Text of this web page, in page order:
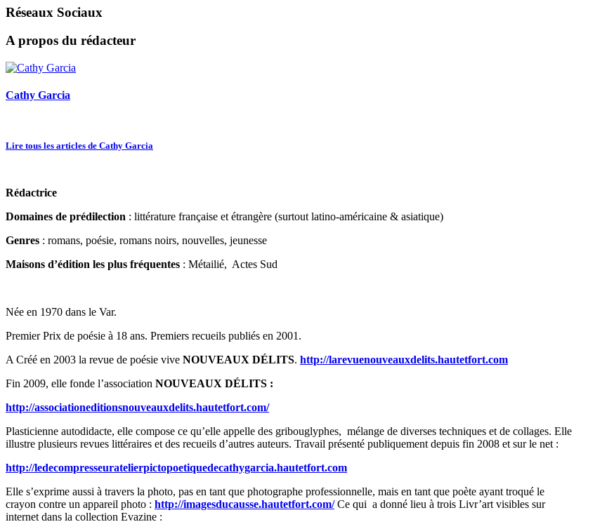
Réseaux Sociaux
A propos du rédacteur
Cathy Garcia
Lire tous les articles de Cathy Garcia
Rédactrice
Domaines de prédilection : littérature française et étrangère (surtout latino-américaine & asiatique)
Genres : romans, poésie, romans noirs, nouvelles, jeunesse
Maisons d’édition les plus fréquentes : Métailié, Actes Sud
Née en 1970 dans le Var.
Premier Prix de poésie à 18 ans. Premiers recueils publiés en 2001.
A Créé en 2003 la revue de poésie vive NOUVEAUX DÉLITS. http://larevuenouveauxdelits.hautetfort.com
Fin 2009, elle fonde l’association NOUVEAUX DÉLITS :
http://associationeditionsnouveauxdelits.hautetfort.com/
Plasticienne autodidacte, elle compose ce qu’elle appelle des gribouglyphes, mélange de diverses techniques et de collages. Elle
illustre plusieurs revues littéraires et des recueils d’autres auteurs. Travail présenté publiquement depuis fin 2008 et sur le net :
http://ledecompresseuratelierpictopoetiquedecathygarcia.hautetfort.com
Elle s’exprime aussi à travers la photo, pas en tant que photographe professionnelle, mais en tant que poète ayant troqué le
crayon contre un appareil photo : http://imagesducausse.hautetfort.com/Ce qui a donné lieu à trois Livr’art visibles sur
internet dans la collection Evazine :